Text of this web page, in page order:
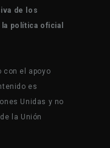
de los
política oficial
con el apoyo
es
Unidas y no
la Unión